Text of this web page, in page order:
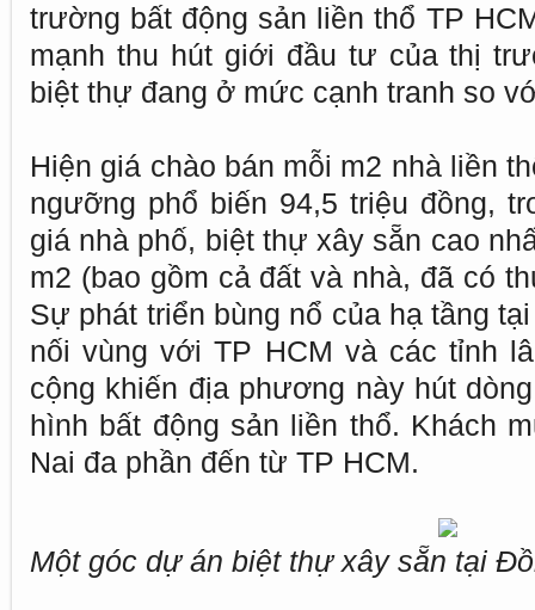
trường bất động sản liền thổ TP
mạnh thu hút giới đầu tư của thị
biệt thự đang ở mức cạnh tranh so
Hiện giá chào bán mỗi m2 nhà liền
ngưỡng phổ biến 94,5 triệu đồng,
giá nhà phố, biệt thự xây sẵn cao
m2 (bao gồm cả đất và nhà, đã có
Sự phát triển bùng nổ của hạ tầng
nối vùng với TP HCM và các tỉnh
cộng khiến địa phương này hút
hình bất động sản liền thổ. Khách
Nai đa phần đến từ TP HCM.
Một góc dự án biệt thự xây sẵn tại